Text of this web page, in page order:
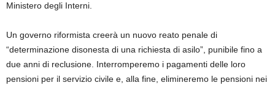
Ministero degli Interni.
Un governo riformista creerà un nuovo reato penale di
“determinazione disonesta di una richiesta di asilo”, punibile fino a
due anni di reclusione. Interromperemo i pagamenti delle loro
pensioni per il servizio civile e, alla fine, elimineremo le pensioni nei